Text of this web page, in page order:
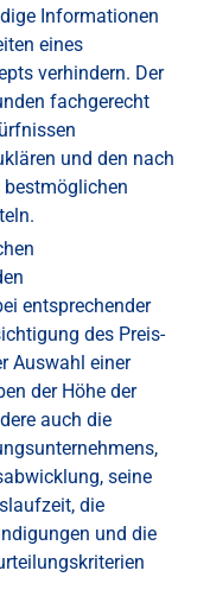
Informationen
eines
verhindern. Der
fachgerecht
und den nach
entsprechender
des Preis-
Auswahl einer
der Höhe der
auch die
seine
die
und die